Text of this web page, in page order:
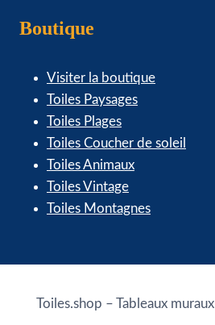
Boutique
Visiter la boutique
Toiles Paysages
Toiles Plages
Toiles Coucher de soleil
Toiles Animaux
Toiles Vintage
Toiles Montagnes
Toiles.shop – Tableaux muraux